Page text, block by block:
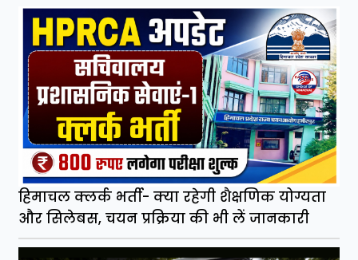
हिमाचल क्लर्क भर्ती- क्या रहेगी शैक्षणिक योग्यता
और सिलेबस, चयन प्रक्रिया की भी लें जानकारी